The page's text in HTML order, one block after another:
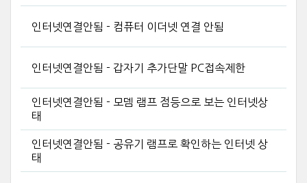
인터넷연결안됨 - 컴퓨터 이더넷 연결 안됨
인터넷연결안됨 - 갑자기 추가단말 PC접속제한
인터넷연결안됨 - 모뎀 램프 점등으로 보는 인터넷상
태
인터넷연결안됨 - 공유기 램프로 확인하는 인터넷 상
태